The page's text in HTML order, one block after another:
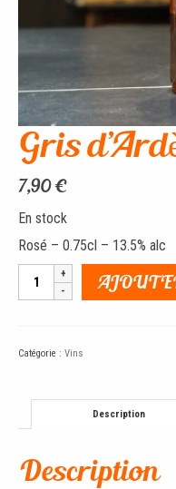
Gris
7,90€
En stock
Rosé – 0.75cl – 13.5% alc
quantité
Catégorie : Vins
Description
Description